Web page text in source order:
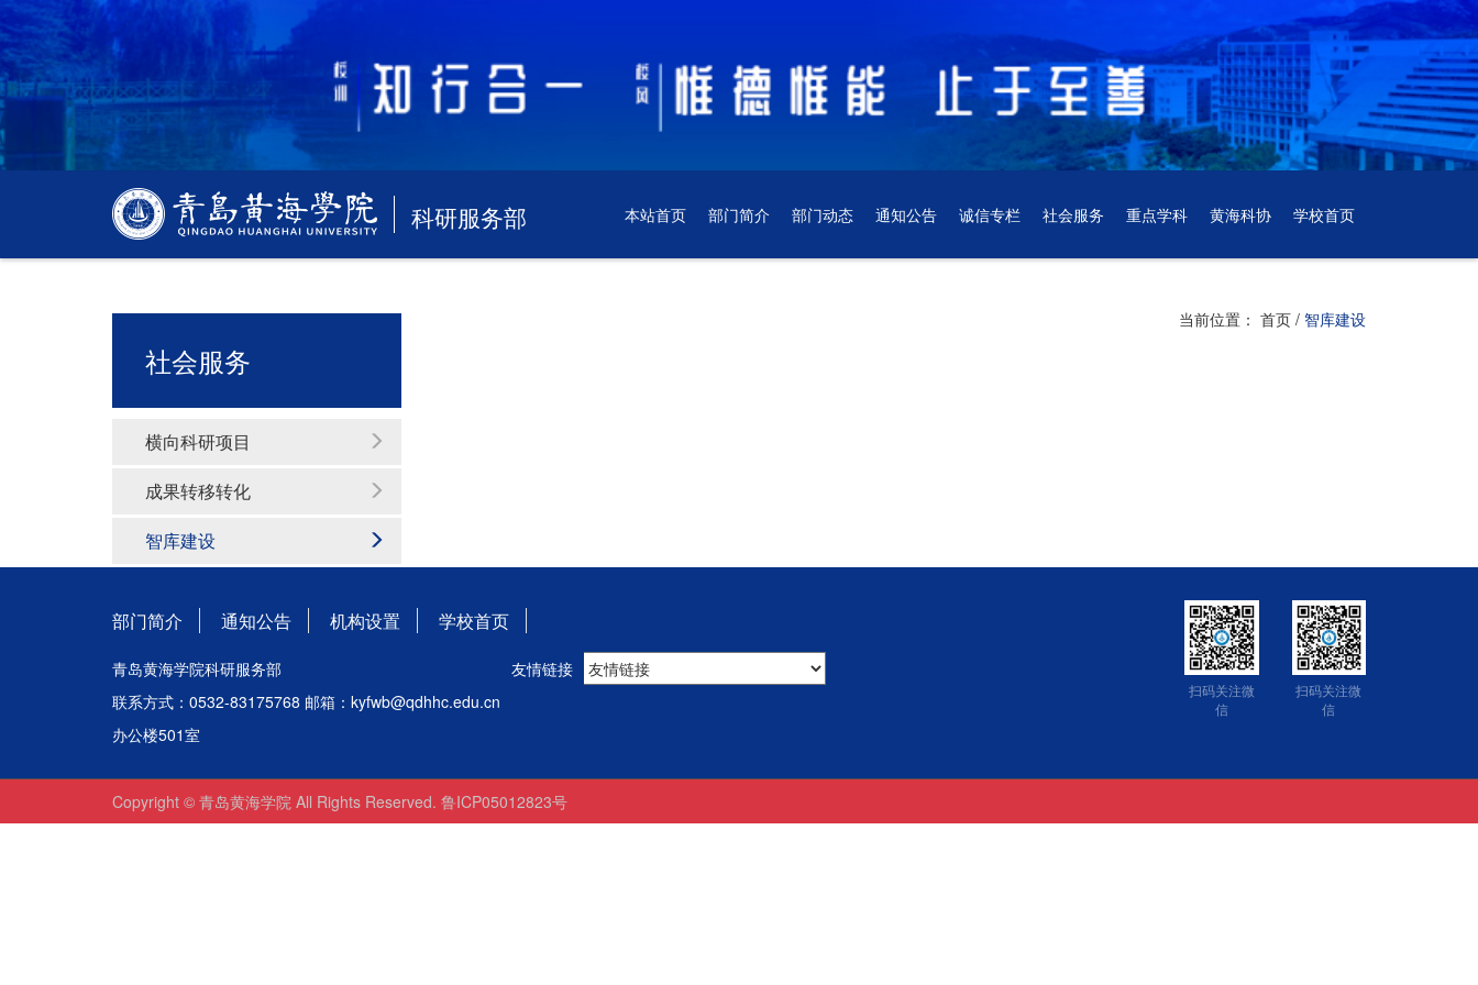
科研服务部 本站首页 部门简介 部门动态 通知公告 诚信专栏 社会服务 重点学科 黄海科协 学校首页
社会服务
横向科研项目
成果转移转化
智库建设
当前位置： 首页 / 智库建设
部门简介 通知公告 机构设置 学校首页
青岛黄海学院科研服务部
联系方式：0532-83175768 邮箱：kyfwb@qdhhc.edu.cn
办公楼501室
友情链接
扫码关注微
信
扫码关注微
信
Copyright © 青岛黄海学院 All Rights Reserved. 鲁ICP05012823号